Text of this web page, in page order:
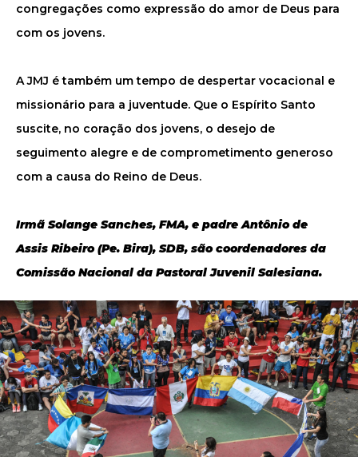
congregações como expressão do amor de Deus para
com os jovens.
A JMJ é também um tempo de despertar vocacional e
missionário para a juventude. Que o Espírito Santo
suscite, no coração dos jovens, o desejo de
seguimento alegre e de comprometimento generoso
com a causa do Reino de Deus.
Irmã Solange Sanches, FMA, e padre Antônio de
Assis Ribeiro (Pe. Bira), SDB, são coordenadores da
Comissão Nacional da Pastoral Juvenil Salesiana.